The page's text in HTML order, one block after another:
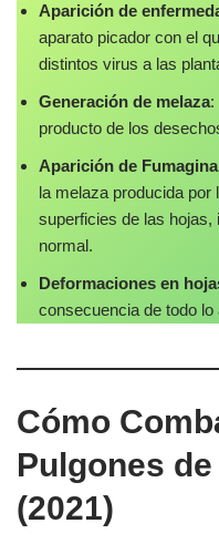
Aparición de
aparato picador con el
distintos virus a las
Generación de melaza:
producto de los
Aparición de Fumagina
la melaza producida por
superficies de las hojas,
normal.
Deformaciones en
consecuencia de todo lo
Cómo
Pulgones
(2021)